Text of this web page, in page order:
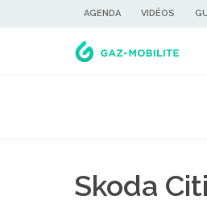
AGENDA VIDÉOS
Skoda